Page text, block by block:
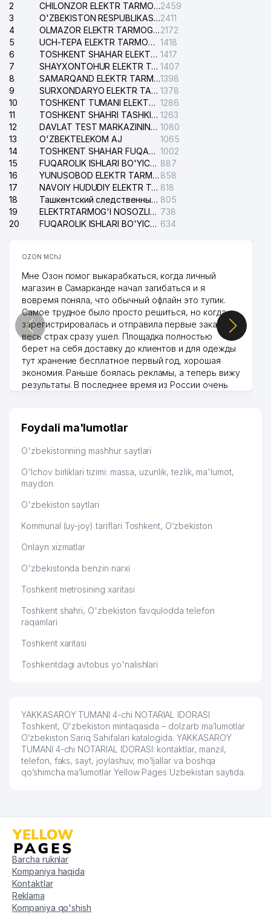
2
CHILONZOR ELEKTR TARMOG'I NOSOZLIK XIZMATI2459
3
O'ZBEKISTON RESPUBLIKASI BOSH PROKURATURASI ISHONCH TELEFONI2411
4
OLMAZOR ELEKTR TARMOG'I NOSOZLIKLARI XIZMATI2172
5
UCH-TEPA ELEKTR TARMOG'I NOSOZLIKLARI XIZMATI 1418
6
TOSHKENT SHAHAR ELEKTR TARMOQLARI KORXONASI AJ 1417
7
SHAYXONTOHUR ELEKTR TARMOG'I NOSOZLIKLARINI TUZATISH XIZMATI 1407
8
SAMARQAND ELEKTR TARMOQLARI AJ1398
9
SURXONDARYO ELEKTR TARMOQLARI AJ 1378
10
TOSHKENT TUMANI ELEKTR TARMOG'I AVARIYA XIZMATI 1286
11
TOSHKENT SHAHRI TASHKILOT TELEFONLARI HAQIDA MA'LUMOT BYUROSI 1263
12
DAVLAT TEST MARKAZINING ISHONCH TELEFONLARI 1080
13
O'ZBEKTELEKOM AJ
1065
14
TOSHKENT SHAHAR FUQAROLIK ISHLARI BO'YICHA SUDI 1002
15
FUQAROLIK ISHLARI BO'YICHA YAKKASAROY TUMANLARARO SUDI 887
16
YUNUSOBOD ELEKTR TARMOG'I NOSOZLIKLARI XIZMATI 858
17
NAVOIY HUDUDIY ELEKTR TARMOQLARI KORXONASI AJ 818
18
Ташкентский следственный изолятор 805
19
ELEKTRTARMOG'I NOSOZLIKLARINI TO'ZATISH SERGELI XIZMATI 738
20
FUQAROLIK ISHLARI BO'YICHA UCH-TEPA TUMANI SUDI 634
OZON MChJ
Мне Озон помог выкарабкаться, когда личный
магазин в Самарканде начал загибаться и я
вовремя поняла, что обычный офлайн это тупик.
Самое трудное было просто решиться, но когда
зарегистрировалась и отправила первые заказы,
весь страх сразу ушел. Площадка полностью
берет на себя доставку до клиентов и для одежды
тут хранение бесплатное первый год, хорошая
экономия. Раньше боялась рекламы, а теперь вижу
результаты. В последнее время из России очень
дальше развиваюсь потихоньку😊
Hamida 03.08.2026 12:45:39
Foydali ma'lumotlar
O'zbekistonning mashhur saytlari
O'lchov birliklari tizimi: massa, uzunlik, tezlik, ma'lumot,
maydon
O'zbekiston saytlari
Kommunal (uy-joy) tariflari Toshkent, O‘zbekiston
Onlayn xizmatlar
O'zbekistonda benzin narxi
Toshkent metrosining xaritasi
Toshkent shahri, O'zbekiston favqulodda telefon
raqamlari
Toshkent xaritasi
Toshkentdagi avtobus yo'nalishlari
YAKKASAROY TUMANI 4-chi NOTARIAL IDORASI
Toshkent, O'zbekiston mintaqasida – dolzarb ma’lumotlar
O’zbekiston Sariq Sahifalari katalogida. YAKKASAROY
TUMANI 4-chi NOTARIAL IDORASI: kontaktlar, manzil,
telefon, faks, sayt, joylashuv, mo’ljallar va boshqa
qo’shimcha ma’lumotlar Yellow Pages Uzbekistan saytida.
Barcha ruknlar
Kompaniya haqida
Kontaktlar
Reklama
Kompaniya qo'shish